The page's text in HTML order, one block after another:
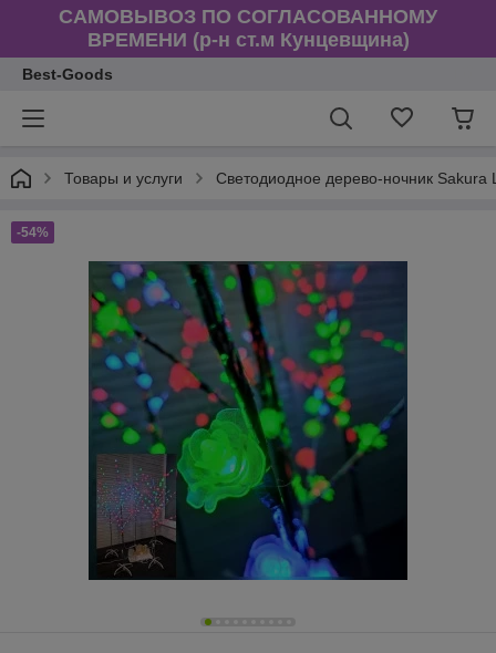
САМОВЫВОЗ ПО СОГЛАСОВАННОМУ
ВРЕМЕНИ (р-н ст.м Кунцевщина)
Best-Goods
Товары и услуги Светодиодное дерево-ночник
-54%